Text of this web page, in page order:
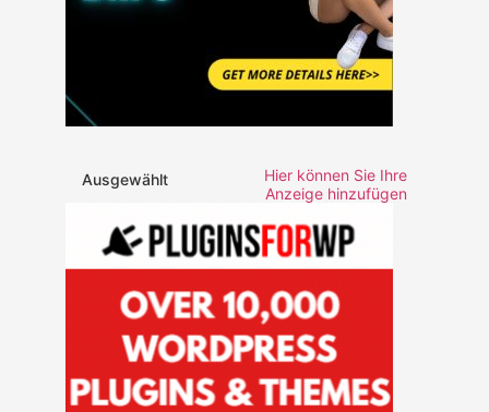
Ausgewählt
Hier können Sie Ihre
Anzeige hinzufügen